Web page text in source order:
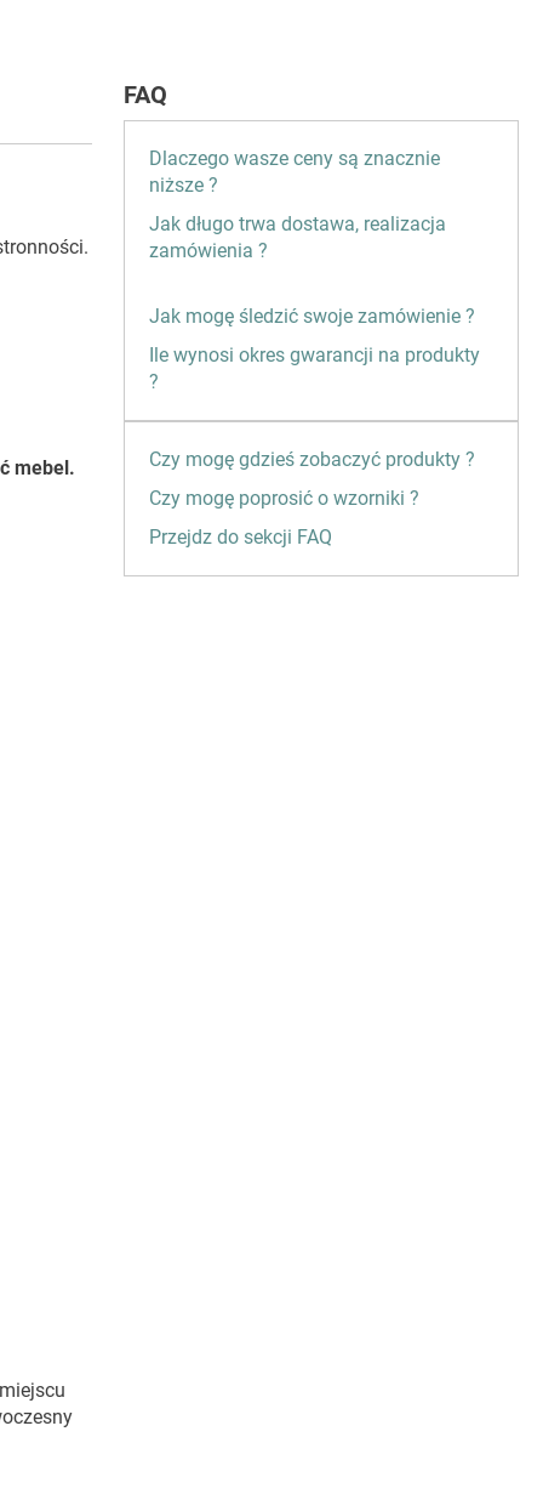
mebel.
FAQ
Dlaczego wasze ceny są znacznie
niższe ?
Jak długo trwa dostawa, realizacja
zamówienia ?
Jak mogę śledzić swoje zamówienie ?
Ile wynosi okres gwarancji na produkty
?
Czy mogę gdzieś zobaczyć produkty ?
Czy mogę poprosić o wzorniki ?
Przejdz do sekcji FAQ